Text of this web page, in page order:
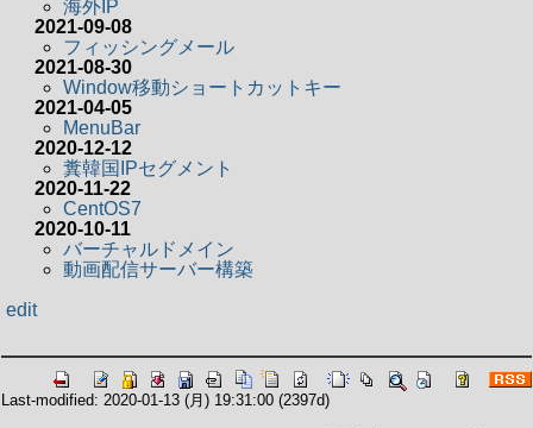
海外IP
2021-09-08
フィッシングメール
2021-08-30
Window移動ショートカットキー
2021-04-05
MenuBar
2020-12-12
糞韓国IPセグメント
2020-11-22
CentOS7
2020-10-11
バーチャルドメイン
動画配信サーバー構築
edit
Last-modified: 2020-01-13 (月) 19:31:00 (2397d)